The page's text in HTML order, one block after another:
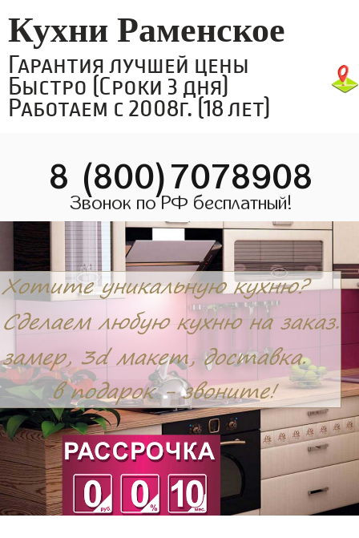
Кухни Раменское
Гарантия лучшей цены
Быстро (Сроки 3 дня)
Работаем с 2008г. (18 лет)
8 (800)7078908
Звонок по РФ бесплатный!